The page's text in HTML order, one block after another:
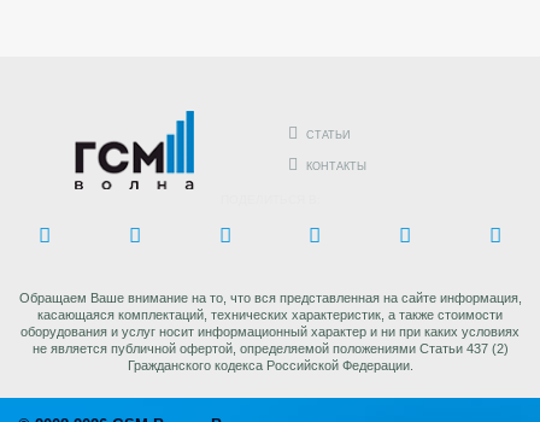
СТАТЬИ
КОНТАКТЫ
Обращаем Ваше внимание на то, что вся представленная на сайте информация,
касающаяся комплектаций, технических характеристик, а также стоимости
оборудования и услуг носит информационный характер и ни при каких условиях
не является публичной офертой, определяемой положениями Статьи 437 (2)
Гражданского кодекса Российской Федерации.